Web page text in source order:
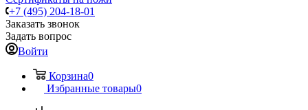
+7 (495) 204-18-01
Заказать звонок
Задать вопрос
Войти
Корзина0
Избранные товары0